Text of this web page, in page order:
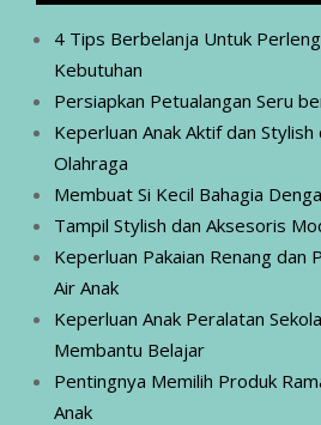
4 Tips Berbelanja Untuk
Kebutuhan
Persiapkan Petualangan Seru
Keperluan Anak Aktif dan Stylish
Olahraga
Membuat Si Kecil Bahagia
Tampil Stylish dan Aksesoris
Keperluan Pakaian Renang dan
Air Anak
Keperluan Anak Peralatan
Membantu Belajar
Pentingnya Memilih Produk
Anak